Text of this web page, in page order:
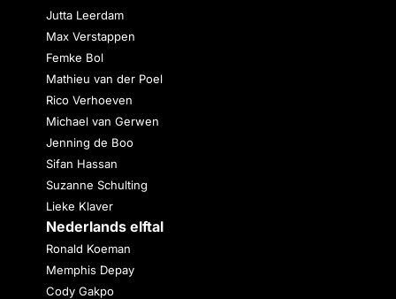
Jutta Leerdam
Max Verstappen
Femke Bol
Mathieu van der Poel
Rico Verhoeven
Michael van Gerwen
Jenning de Boo
Sifan Hassan
Suzanne Schulting
Lieke Klaver
Nederlands elftal
Ronald Koeman
Memphis Depay
Cody Gakpo